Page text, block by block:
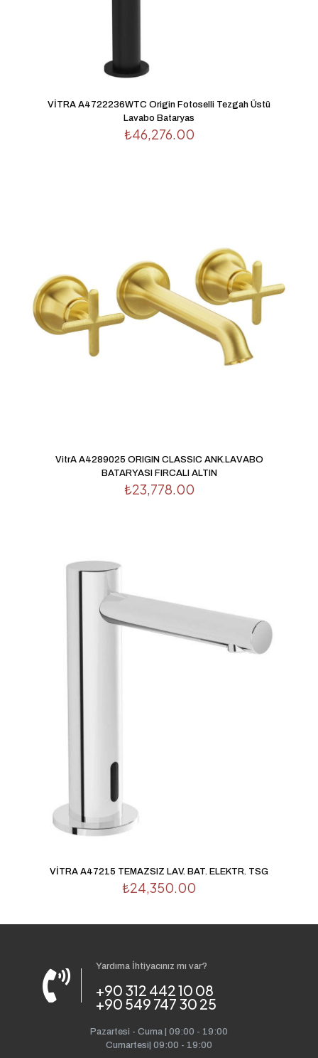
VİTRA A4722236WTC Origin Fotoselli Tezgah Üstü
Lavabo Bataryas
₺46,276.00
VitrA A4289025 ORIGIN CLASSIC ANK.LAVABO
BATARYASI FIRCALI ALTIN
₺23,778.00
VİTRA A47215 TEMAZSIZ LAV. BAT. ELEKTR. TSG
₺24,350.00
Yardıma İhtiyacınız mı var?
+90 312 442 10 08
+90 549 747 30 25
Pazartesi - Cuma | 09:00 - 19:00
Cumartesi| 09:00 - 19:00